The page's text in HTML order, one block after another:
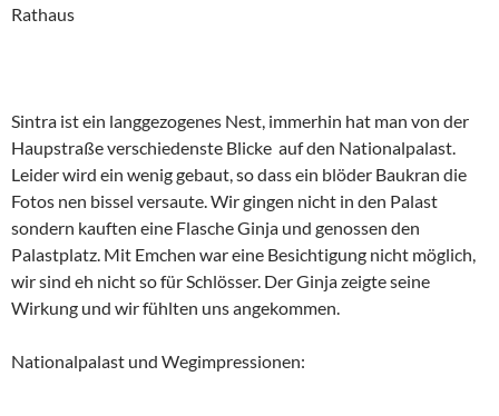
Rathaus
Sintra ist ein langgezogenes Nest, immerhin hat man von der
Haupstraße verschiedenste Blicke auf den Nationalpalast.
Leider wird ein wenig gebaut, so dass ein blöder Baukran die
Fotos nen bissel versaute. Wir gingen nicht in den Palast
sondern kauften eine Flasche Ginja und genossen den
Palastplatz. Mit Emchen war eine Besichtigung nicht möglich,
wir sind eh nicht so für Schlösser. Der Ginja zeigte seine
Wirkung und wir fühlten uns angekommen.
Nationalpalast und Wegimpressionen: